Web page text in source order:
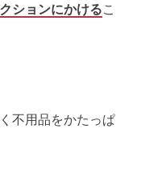
ションにかけるこ
不用品をかたっぱ